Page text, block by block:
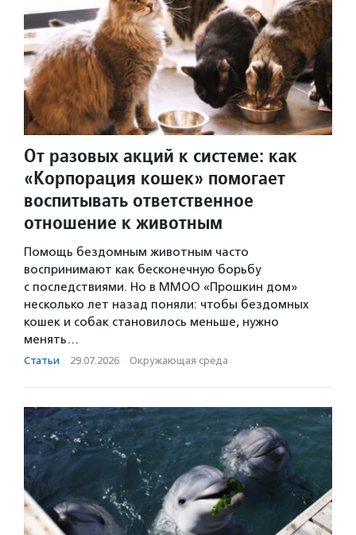
От разовых акций к системе: как
«Корпорация кошек» помогает
воспитывать ответственное
отношение к животным
Помощь бездомным животным часто
воспринимают как бесконечную борьбу
с последствиями. Но в ММОО «Прошкин дом»
несколько лет назад поняли: чтобы бездомных
кошек и собак становилось меньше, нужно
менять…
Статьи · 29.07.2026 · Окружающая среда